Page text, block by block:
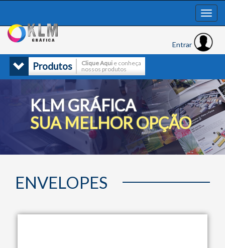
Entrar
Produtos Clique Aqui e conheça
nossos produtos
KLM GRÁFICA
SUA MELHOR OPÇÃO
ENVELOPES